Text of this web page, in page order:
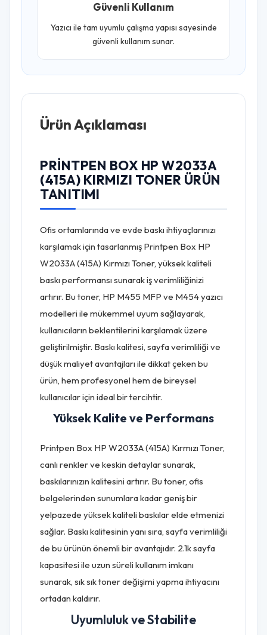
Güvenli Kullanım
Yazıcı ile tam uyumlu çalışma yapısı sayesinde
güvenli kullanım sunar.
Ürün Açıklaması
PRINTPEN BOX HP W2033A
(415A) KIRMIZI TONER ÜRÜN
TANITIMI
Ofis ortamlarında ve evde baskı ihtiyaçlarınızı
karşılamak için tasarlanmış Printpen Box HP
W2033A (415A) Kırmızı Toner, yüksek kaliteli
baskı performansı sunarak iş verimliliğinizi
artırır. Bu toner, HP M455 MFP ve M454 yazıcı
modelleri ile mükemmel uyum sağlayarak,
kullanıcıların beklentilerini karşılamak üzere
geliştirilmiştir. Baskı kalitesi, sayfa verimliliği ve
düşük maliyet avantajları ile dikkat çeken bu
ürün, hem profesyonel hem de bireysel
kullanıcılar için ideal bir tercihtir.
Yüksek Kalite ve Performans
Printpen Box HP W2033A (415A) Kırmızı Toner,
canlı renkler ve keskin detaylar sunarak,
baskılarınızın kalitesini artırır. Bu toner, ofis
belgelerinden sunumlara kadar geniş bir
yelpazede yüksek kaliteli baskılar elde etmenizi
sağlar. Baskı kalitesinin yanı sıra, sayfa verimliliği
de bu ürünün önemli bir avantajıdır. 2.1k sayfa
kapasitesi ile uzun süreli kullanım imkanı
sunarak, sık sık toner değişimi yapma ihtiyacını
ortadan kaldırır.
Uyumluluk ve Stabilite